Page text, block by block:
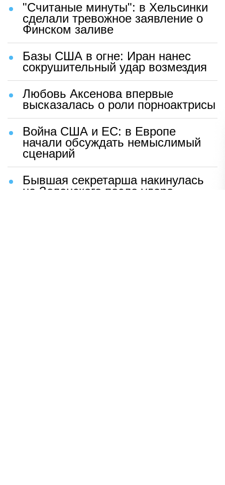
"Считаные минуты": в Хельсинки
сделали тревожное заявление о
Финском заливе
Базы США в огне: Иран нанес
сокрушительный удар возмездия
Любовь Аксенова впервые
высказалась о роли порноактрисы
Война США и ЕС: в Европе
начали обсуждать немыслимый
сценарий
Бывшая секретарша накинулась
на Зеленского после удара